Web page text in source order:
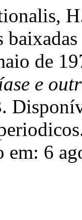
de
e
em: 6